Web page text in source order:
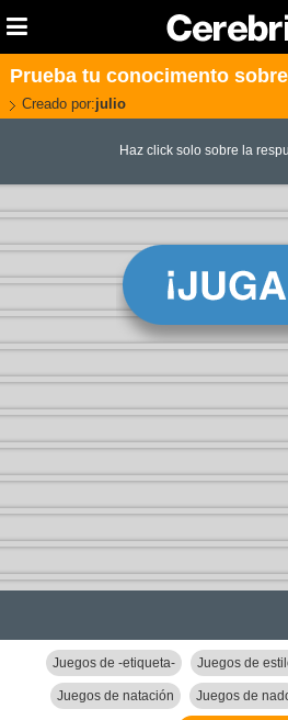
Prueba tu conocimento
Creado por:julio
Haz click solo sobre la
Juegos de -etiqueta- Juegos de
Juegos de natación Juegos de